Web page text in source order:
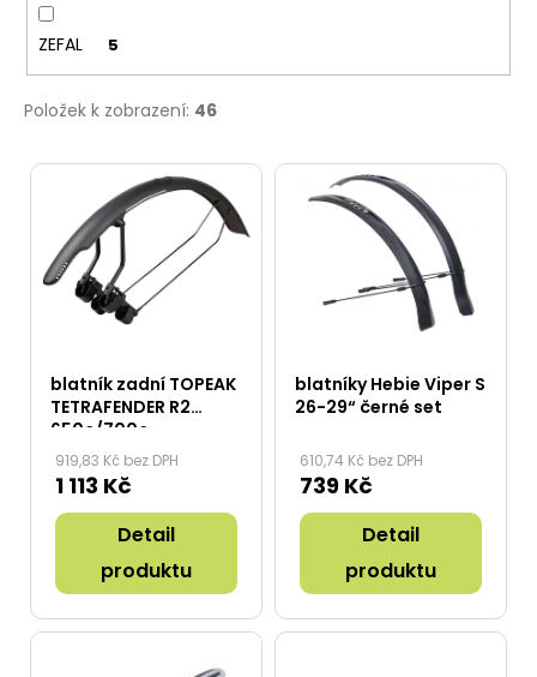
ZEFAL 5
Položek k zobrazení: 46
V
blatník zadní TOPEAK
TETRAFENDER R2
650c/700c
919,83 Kč bez DPH
1 113 Kč
Detail
produktu
blatníky Hebie Viper S
26-29“ černé set
610,74 Kč bez DPH
739 Kč
Detail
produktu